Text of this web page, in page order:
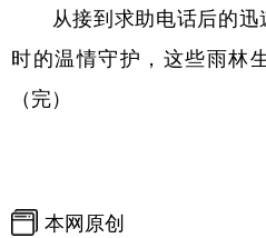
从接到求助电话后的迅
时的温情守护，这些雨林
（完）
本网原创